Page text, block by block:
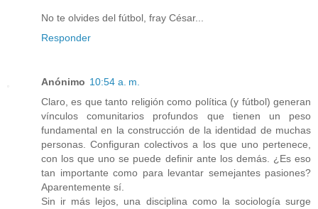
No te olvides del fútbol, fray César...
Responder
Anónimo 10:54 a. m.
Claro, es que tanto religión como política (y fútbol) generan
vínculos comunitarios profundos que tienen un peso
fundamental en la construcción de la identidad de muchas
personas. Configuran colectivos a los que uno pertenece,
con los que uno se puede definir ante los demás. ¿Es eso
tan importante como para levantar semejantes pasiones?
Aparentemente sí.
Sin ir más lejos, una disciplina como la sociología surge